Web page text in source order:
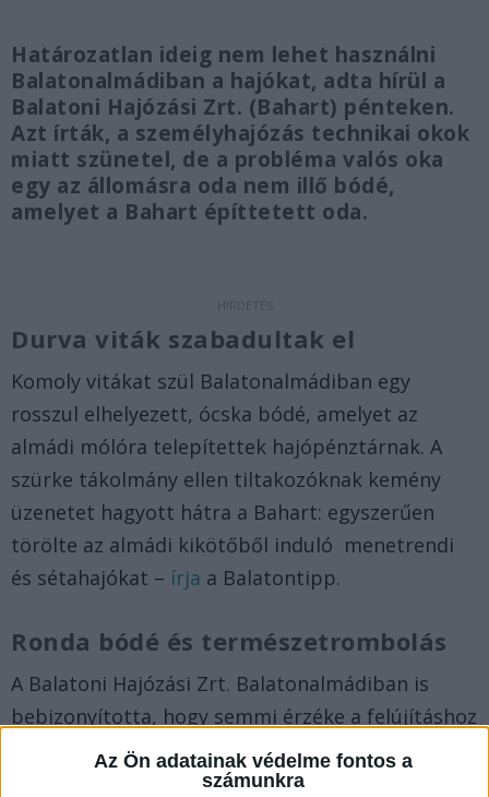
Az Ön adatainak védelme fontos a
számunkra
Határozatlan ideig nem lehet használni
Balatonalmádiban a hajókat, adta hírül a
Balatoni Hajózási Zrt. (Bahart) pénteken.
Azt írták, a személyhajózás technikai okok
miatt szünetel, de a probléma valós oka
egy az állomásra oda nem illő bódé,
amelyet a Bahart építtetett oda.
Durva viták szabadultak el
Komoly vitákat szül Balatonalmádiban egy
rosszul elhelyezett, ócska bódé, amelyet az
almádi mólóra telepítettek hajópénztárnak. A
szürke tákolmány ellen tiltakozóknak kemény
üzenetet hagyott hátra a Bahart: egyszerűen
törölte az almádi kikötőből induló menetrendi
és sétahajókat – írja a Balatontipp.
Ronda bódé és természetrombolás
A Balatoni Hajózási Zrt. Balatonalmádiban is
bebizonyította, hogy semmi érzéke a felújításhoz
és a környezet megóvásához. Az ominózus
kikötőben egy portásfülkéhez hasonlító,